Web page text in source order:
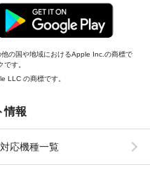
の国や地域におけるApple Inc.の商標で
す。
LLC の商標です。
情報
対応機種一覧